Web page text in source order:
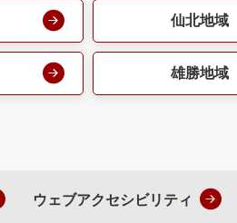
仙北地域
雄勝地域
ウェブアクセシビリティ